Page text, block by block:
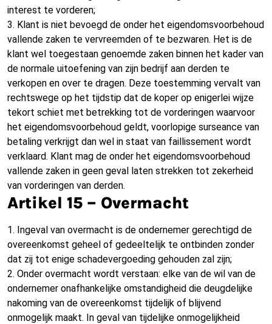
interest te vorderen;
3. Klant is niet bevoegd de onder het eigendomsvoorbehoud
vallende zaken te vervreemden of te bezwaren. Het is de
klant wel toegestaan genoemde zaken binnen het kader van
de normale uitoefening van zijn bedrijf aan derden te
verkopen en over te dragen. Deze toestemming vervalt van
rechtswege op het tijdstip dat de koper op enigerlei wijze
tekort schiet met betrekking tot de vorderingen waarvoor
het eigendomsvoorbehoud geldt, voorlopige surseance van
betaling verkrijgt dan wel in staat van faillissement wordt
verklaard. Klant mag de onder het eigendomsvoorbehoud
vallende zaken in geen geval laten strekken tot zekerheid
van vorderingen van derden.
Artikel 15 – Overmacht
1. Ingeval van overmacht is de ondernemer gerechtigd de
overeenkomst geheel of gedeeltelijk te ontbinden zonder
dat zij tot enige schadevergoeding gehouden zal zijn;
2. Onder overmacht wordt verstaan: elke van de wil van de
ondernemer onafhankelijke omstandigheid die deugdelijke
nakoming van de overeenkomst tijdelijk of blijvend
onmogelijk maakt. In geval van tijdelijke onmogelijkheid